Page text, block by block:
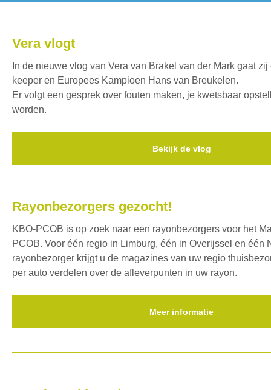
Vera vlogt
In de nieuwe vlog van Vera van Brakel van der Mark gaat
keeper en Europees Kampioen Hans van Breukelen.
Er volgt een gesprek over fouten maken, je kwetsbaar
worden.
Bekijk de vlog
Rayonbezorgers gezocht!
KBO-PCOB is op zoek naar een rayonbezorgers voor het
PCOB. Voor één regio in Limburg, één in Overijssel en één
rayonbezorger krijgt u de magazines van uw regio
per auto verdelen over de afleverpunten in uw rayon.
Meer informatie